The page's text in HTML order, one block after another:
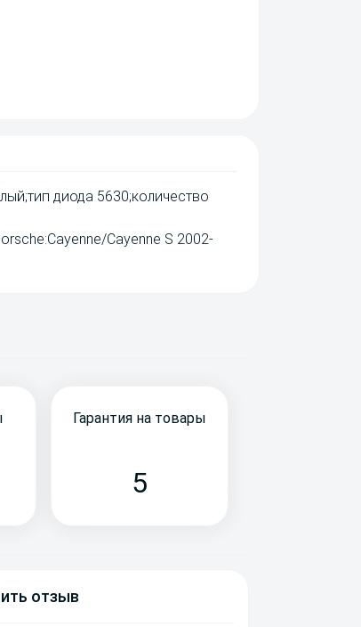
диода 5630;количество
Cayenne S 2002-
Гарантия на товары
5
отзыв